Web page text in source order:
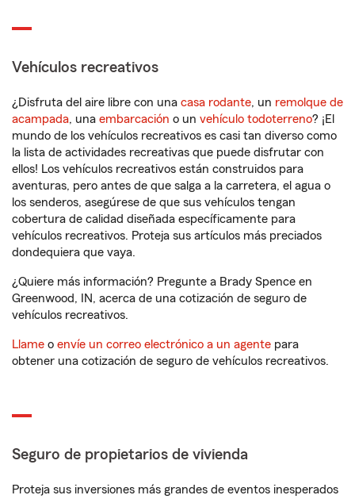
Vehículos recreativos
¿Disfruta del aire libre con una casa rodante, un remolque de
acampada, una embarcación o un vehículo todoterreno? ¡El
mundo de los vehículos recreativos es casi tan diverso como
la lista de actividades recreativas que puede disfrutar con
ellos! Los vehículos recreativos están construidos para
aventuras, pero antes de que salga a la carretera, el agua o
los senderos, asegúrese de que sus vehículos tengan
cobertura de calidad diseñada específicamente para
vehículos recreativos. Proteja sus artículos más preciados
dondequiera que vaya.
¿Quiere más información? Pregunte a Brady Spence en
Greenwood, IN, acerca de una cotización de seguro de
vehículos recreativos.
Llame o envíe un correo electrónico a un agente para
obtener una cotización de seguro de vehículos recreativos.
Seguro de propietarios de vivienda
Proteja sus inversiones más grandes de eventos inesperados